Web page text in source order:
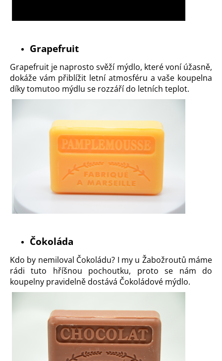
Grapefruit
Grapefruit je naprosto svěží mýdlo, které voní úžasně,
dokáže vám přiblížit letní atmosféru a vaše koupelna
díky tomutoo mýdlu se rozzáří do letních teplot.
Čokoláda
Kdo by nemiloval Čokoládu? I my u Žabožroutů máme
rádi tuto hříšnou pochoutku, proto se nám do
koupelny pravidelně dostává Čokoládové mýdlo.